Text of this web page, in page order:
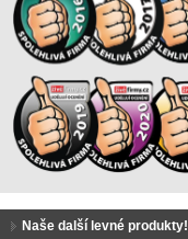
Naše další levné produkty!